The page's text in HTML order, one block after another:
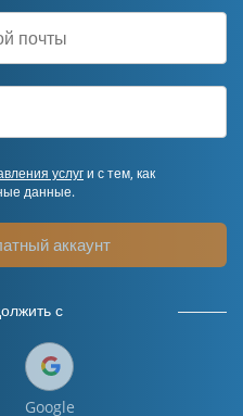
услуги с тем, как
данные.
аккаунт
с
Google